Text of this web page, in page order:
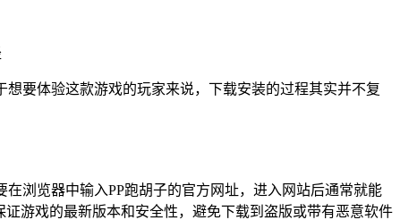
要体验这款游戏的玩家来说，下载安装的过程其实并不复
浏览器中输入PP跑胡子的官方网址，进入网站后通常就能
游戏的最新版本和安全性，避免下载到盗版或带有恶意软件